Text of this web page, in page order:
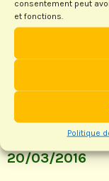
consentement peut
et fonctions.
Politique
Interclubs -
20/03/2016